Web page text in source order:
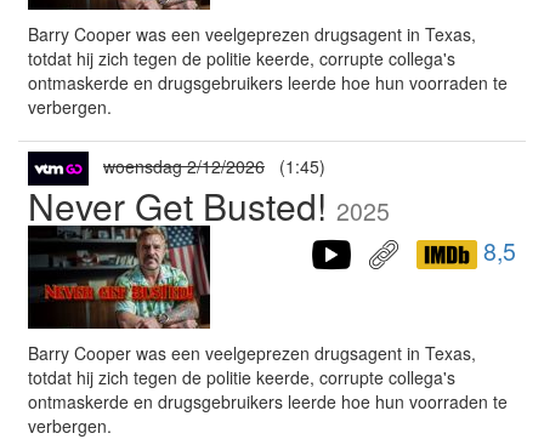
Barry Cooper was een veelgeprezen drugsagent in Texas,
totdat hij zich tegen de politie keerde, corrupte collega's
ontmaskerde en drugsgebruikers leerde hoe hun voorraden te
verbergen.
woensdag 2/12/2026 (1:45)
Never Get Busted! 2025
8,5
Barry Cooper was een veelgeprezen drugsagent in Texas,
totdat hij zich tegen de politie keerde, corrupte collega's
ontmaskerde en drugsgebruikers leerde hoe hun voorraden te
verbergen.